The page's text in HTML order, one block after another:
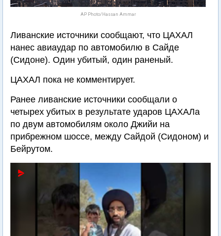
AP Photo/Hassan Ammar
Ливанские источники сообщают, что ЦАХАЛ
нанес авиаудар по автомобилю в Сайде
(Сидоне). Один убитый, один раненый.
ЦАХАЛ пока не комментирует.
Ранее ливанские источники сообщали о
четырех убитых в результате ударов ЦАХАЛа
по двум автомобилям около Джийи на
прибрежном шоссе, между Сайдой (Сидоном) и
Бейрутом.